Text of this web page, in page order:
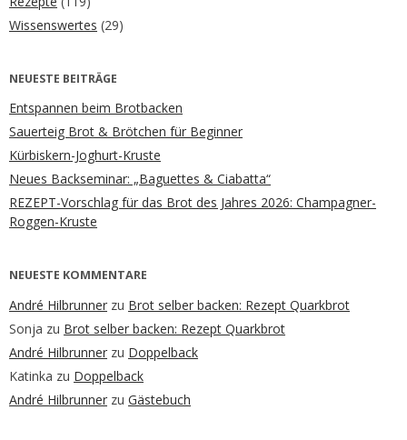
Wissenswertes (29)
NEUESTE BEITRÄGE
Entspannen beim Brotbacken
Sauerteig Brot & Brötchen für Beginner
Kürbiskern-Joghurt-Kruste
Neues Backseminar: „Baguettes & Ciabatta“
REZEPT-Vorschlag für das Brot des Jahres 2026: Champagner-
Roggen-Kruste
NEUESTE KOMMENTARE
André Hilbrunner zu Brot selber backen: Rezept Quarkbrot
Sonja zu Brot selber backen: Rezept Quarkbrot
André Hilbrunner zu Doppelback
Katinka zu Doppelback
André Hilbrunner zu Gästebuch